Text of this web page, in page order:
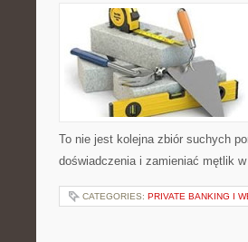
To nie jest kolejna zbiór suchych
doświadczenia i zamieniać mętlik
CATEGORIES: PRIVATE BANKING I